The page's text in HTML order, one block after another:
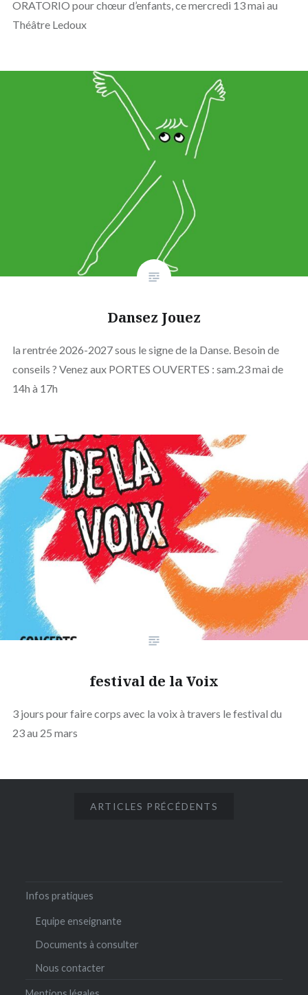
ORATORIO pour chœur d’enfants, ce mercredi 13 mai au
Théâtre Ledoux
Dansez Jouez
la rentrée 2026-2027 sous le signe de la Danse. Besoin de
conseils ? Venez aux PORTES OUVERTES : sam.23 mai de
14h à 17h
festival de la Voix
3 jours pour faire corps avec la voix à travers le festival du
23 au 25 mars
ARTICLES PRÉCÉDENTS
Infos pratiques
Equipe enseignante
Documents à consulter
Nous contacter